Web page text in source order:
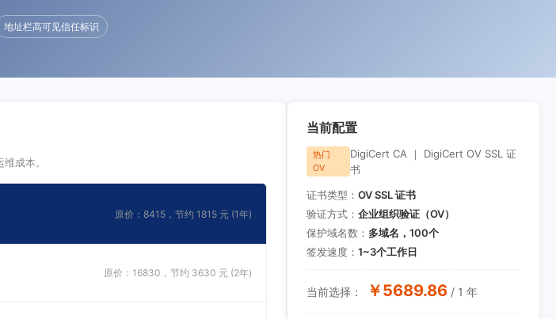
地址栏高可见信任标识
成本。
原价：8415，节约 1815 元 (1年)
原价：16830，节约 3630 元 (2年)
当前配置
热门
OV
DigiCert CA ｜ DigiCert OV SSL 证
书
证书类型： OV SSL 证书
验证方式： 企业组织验证（OV）
保护域名数： 多域名，100个
签发速度： 1~3个工作日
当前选择： ￥5689.86 / 1 年